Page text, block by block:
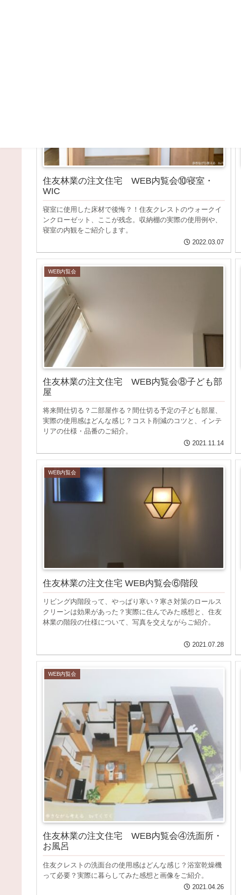
住友林業の注文住宅 WEB内覧会⑩寝室・
WIC
寝室に使用した床材で後悔？！住友クレストのウォークイ
ンクローゼット、ここが残念。収納棚の実際の使用例や、
寝室の内観をご紹介します。
2022.03.07
WEB内覧会
住友林業の注文住宅 WEB内覧会⑧子ども部
屋
将来間仕切る？二部屋作る？間仕切る予定の子ども部屋、
実際の使用感はどんな感じ？コスト削減のコツと、インテ
リアの仕様・品番のご紹介。
2021.11.14
WEB内覧会
住友林業の注文住宅 WEB内覧会⑥階段
リビング内階段って、やっぱり寒い？寒さ対策のロールス
クリーンは効果があった？実際に住んでみた感想と、住友
林業の階段の仕様について、写真を交えながらご紹介。
2021.07.28
WEB内覧会
住友林業の注文住宅 WEB内覧会④洗面所・
お風呂
住友クレストの洗面台の使用感はどんな感じ？浴室乾燥機
って必要？実際に暮らしてみた感想と画像をご紹介。
2021.04.26